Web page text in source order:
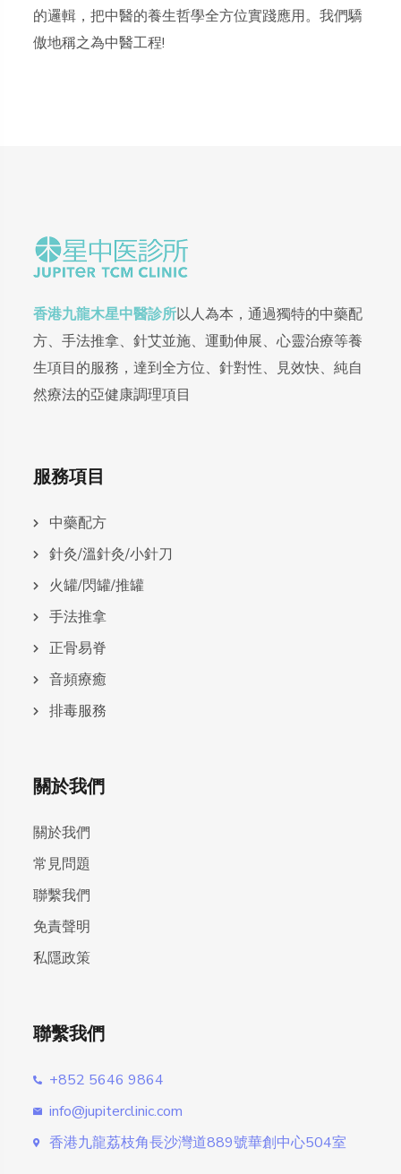
的邏輯，把中醫的養生哲學全方位實踐應用。我們驕
傲地稱之為中醫工程!
香港九龍木星中醫診所以人為本，通過獨特的中藥配
方、手法推拿、針艾並施、運動伸展、心靈治療等養
生項目的服務，達到全方位、針對性、見效快、純自
然療法的亞健康調理項目
服務項目
中藥配方
針灸/溫針灸/小針刀
火罐/閃罐/推罐
手法推拿
正骨易脊
⾳頻療癒
排毒服務
關於我們
關於我們
常見問題
聯繫我們
免責聲明
私隱政策
聯繫我們
+852 5646 9864
info@jupiterclinic.com
香港九龍荔枝角長沙灣道889號華創中心504室